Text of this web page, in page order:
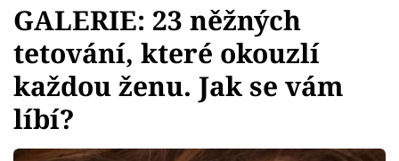
Témata
Showbyznys
Youtubeři
GALERIE: 23 něžných
tetování, které okouzlí
každou ženu. Jak se vám
líbí?